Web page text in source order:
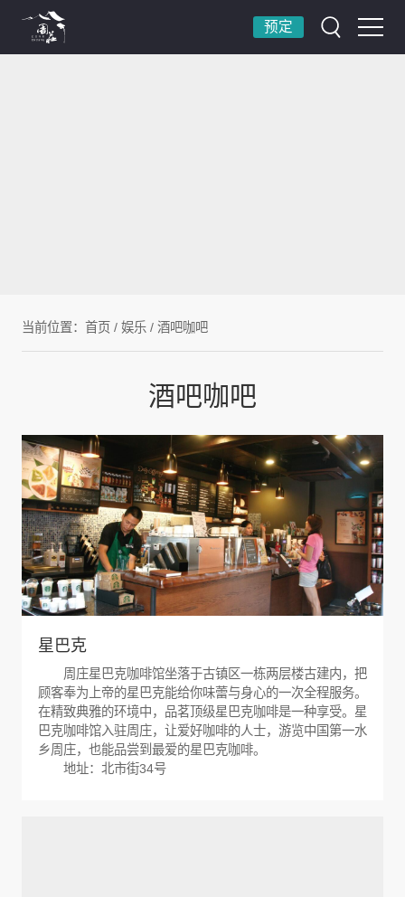
预定
当前位置： 首页 / 娱乐 / 酒吧咖吧
酒吧咖吧
星巴克
周庄星巴克咖啡馆坐落于古镇区一栋两层楼古建内，把
顾客奉为上帝的星巴克能给你味蕾与身心的一次全程服务。
在精致典雅的环境中，品茗顶级星巴克咖啡是一种享受。星
巴克咖啡馆入驻周庄，让爱好咖啡的人士，游览中国第一水
乡周庄，也能品尝到最爱的星巴克咖啡。
地址：北市街34号